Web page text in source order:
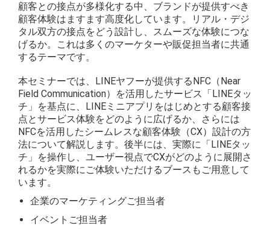
顧客との接点が多様化する中、ブランドが提供すべき
顧客体験はますます高度化しています。リアル・デジ
タル双方の接点をどう設計し、スムーズな体験につな
げるか。これは多くのマーケターや販促担当者に共通
するテーマです。
本セミナーでは、LINEヤフーが提供するNFC（Near
Field Communication）を活用したサービス「LINEタッ
チ」を基点に、LINEミニアプリをはじめとする顧客接
点とサービス体験をどのように広げるか、さらには
NFCを活用したシームレスな顧客体験（CX）設計の方
法について解説します。後半には、実際に「LINEタッ
チ」を操作し、ユーザー視点でCXがどのように展開さ
れるかを実際にご体験いただけるブースもご用意して
います。
企業のマーケティングご担当者
イベントご担当者